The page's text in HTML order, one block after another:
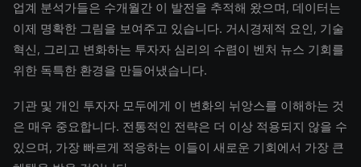
업계 분석가들은 수개월간 이 발전을 추적해 왔으며, 데이터는
이제 명확한 그림을 보여주고 있습니다. 거시경제적 요인, 기술
혁신, 그리고 변화하는 투자자 심리의 수렴이 벤처 뉴스 기회를
위한 독특한 환경을 만들어냈습니다.
기관 및 개인 투자자 모두에게 이 변화의 뉘앙스를 이해하는 것
은 매우 중요합니다. 전통적인 전략은 더 이상 적용되지 않을 수
있으며, 가장 빠르게 적응하는 이들이 새로운 기회에서 가장 큰